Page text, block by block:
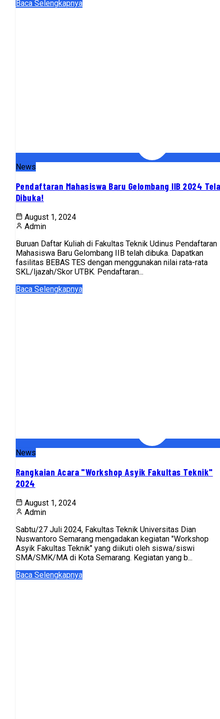
Baca Selengkapnya
News
Pendaftaran Mahasiswa Baru Gelombang IIB 2024
Dibuka!
August 1, 2024
Admin
Buruan Daftar Kuliah di Fakultas Teknik Udinus Pendaftaran
Mahasiswa Baru Gelombang IIB telah dibuka. Dapatkan
fasilitas BEBAS TES dengan menggunakan nilai rata-rata
SKL/Ijazah/Skor UTBK. Pendaftaran...
Baca Selengkapnya
News
Rangkaian Acara "Workshop Asyik Fakultas Teknik"
2024
August 1, 2024
Admin
Sabtu/27 Juli 2024, Fakultas Teknik Universitas Dian
Nuswantoro Semarang mengadakan kegiatan "Workshop
Asyik Fakultas Teknik" yang diikuti oleh siswa/siswi
SMA/SMK/MA di Kota Semarang. Kegiatan yang b...
Baca Selengkapnya